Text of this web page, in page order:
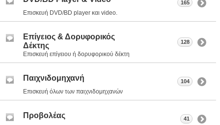
Επισκευή DVD/BD player και video.
165
Επίγειος & Δορυφορικός
Δέκτης
Επισκευή επίγειου ή δορυφορικού δέκτη
128
Παιχνιδομηχανή
Επισκευή όλων των παιχνιδομηχανών
104
Προβολέας 41